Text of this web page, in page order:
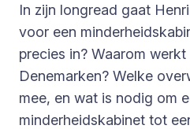
In zijn longread gaat
voor een
precies in? Waarom
Denemarken? Welke
mee, en wat is nodig om
minderheidskabinet tot